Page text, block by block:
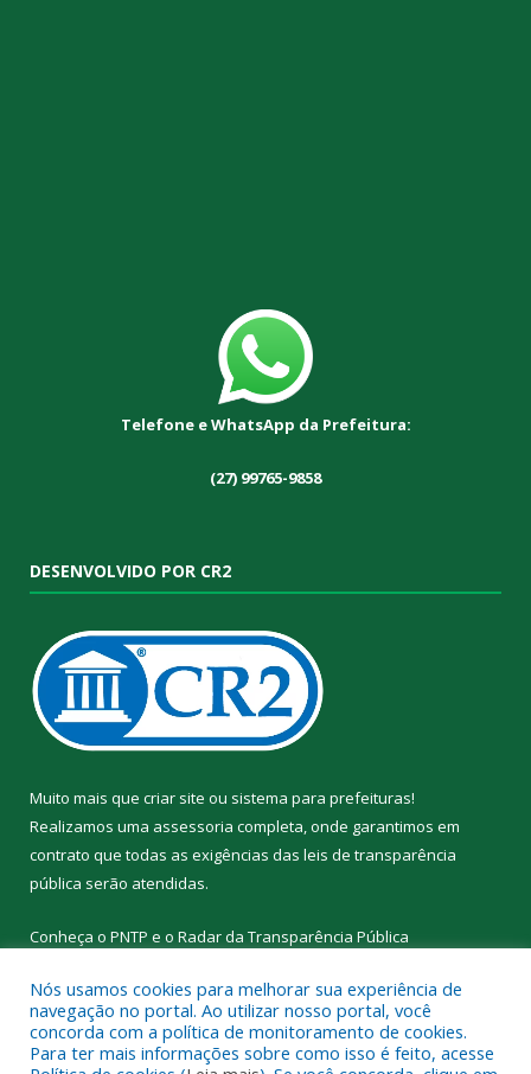
Telefone e WhatsApp da Prefeitura:
(27) 99765-9858
DESENVOLVIDO POR CR2
Muito mais que criar site ou sistema para prefeituras!
Realizamos uma assessoria completa, onde garantimos em
contrato que todas as exigências das leis de transparência
pública serão atendidas.
Conheça o PNTP e o Radar da Transparência Pública
Todos os direitos reservados a Prefeitura Municipal de Alto Rio
Nós usamos cookies para melhorar sua experiência de
navegação no portal. Ao utilizar nosso portal, você
concorda com a política de monitoramento de cookies.
Para ter mais informações sobre como isso é feito, acesse